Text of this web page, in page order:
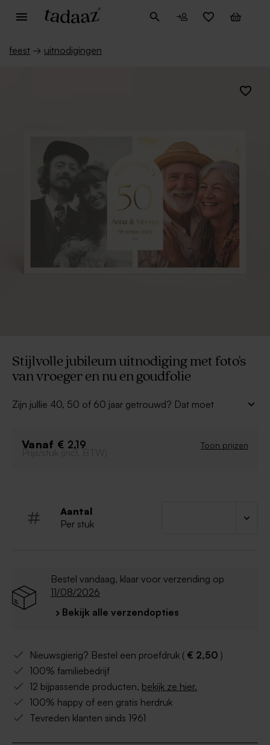
feest → uitnodigingen
Stijlvolle jubileum uitnodiging met foto's
van vroeger en nu en goudfolie
Zijn jullie 40, 50 of 60 jaar getrouwd? Dat moet
goudfolie nodig je familie en vrienden uit om het
Enkele kaart
Hip ontwerp
Vanaf € 2,19 Toon prijzen
Prijs/stuk (incl. BTW)
Aantal
Per stuk
Bestel vandaag, klaar voor verzending op
11/08/2026
› Bekijk alle verzendopties
Nieuwsgierig? Bestel een proefdruk ( € 2,50 )
100% familiebedrijf
12 bijpassende producten, bekijk ze hier.
100% happy of een gratis herdruk
Tevreden klanten sinds 1961